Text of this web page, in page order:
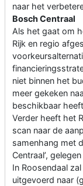
naar het
Bosch Centraal
Als het gaat om
Rijk en regio
niet binnen het
meer gekeken
beschikbaar
Verder heeft het
scan naar de
samenhang met
Centraal’,
In Roosendaal
uitgevoerd naar